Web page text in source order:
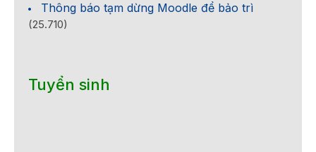
Thông báo tạm dừng Moodle để bảo trì
(25.710)
Tuyển sinh